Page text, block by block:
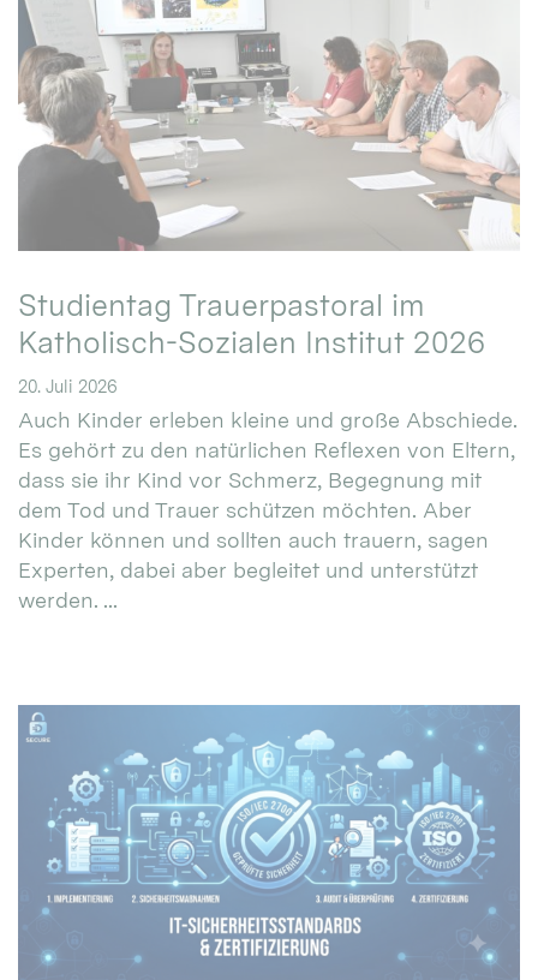
Studientag Trauerpastoral im
Katholisch-Sozialen Institut 2026
20. Juli 2026
Auch Kinder erleben kleine und große Abschiede.
Es gehört zu den natürlichen Reflexen von Eltern,
dass sie ihr Kind vor Schmerz, Begegnung mit
dem Tod und Trauer schützen möchten. Aber
Kinder können und sollten auch trauern, sagen
Experten, dabei aber begleitet und unterstützt
werden. ...